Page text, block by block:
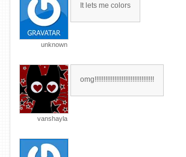
unknown
It lets me colors
vanshayla
omg!!!!!!!!!!!!!!!!!!!!!!!!!!!!!!!!!